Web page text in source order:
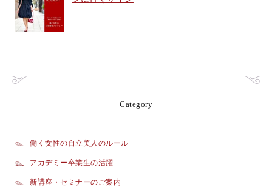
Category
働く女性の自立美人のルール
アカデミー卒業生の活躍
新講座・セミナーのご案内